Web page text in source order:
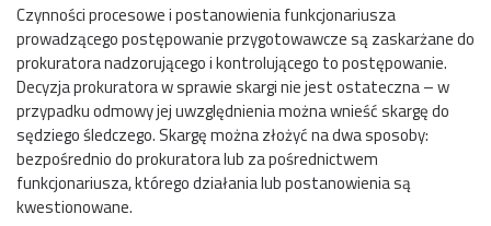
Czynności procesowe i postanowienia funkcjonariusza
prowadzącego postępowanie przygotowawcze są zaskarżane do
prokuratora nadzorującego i kontrolującego to postępowanie.
Decyzja prokuratora w sprawie skargi nie jest ostateczna – w
przypadku odmowy jej uwzględnienia można wnieść skargę do
sędziego śledczego. Skargę można złożyć na dwa sposoby:
bezpośrednio do prokuratora lub za pośrednictwem
funkcjonariusza, którego działania lub postanowienia są
kwestionowane.